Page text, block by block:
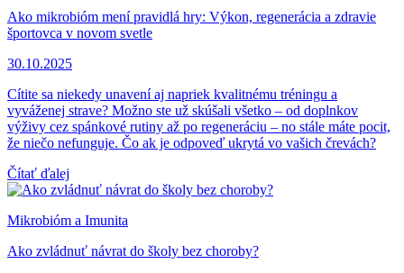
Ako mikrobióm mení pravidlá hry: Výkon, regenerácia a zdravie
športovca v novom svetle
30.10.2025
Cítite sa niekedy unavení aj napriek kvalitnému tréningu a
vyváženej strave? Možno ste už skúšali všetko – od doplnkov
výživy cez spánkové rutiny až po regeneráciu – no stále máte pocit,
že niečo nefunguje. Čo ak je odpoveď ukrytá vo vašich črevách?
Čítať ďalej
Mikrobióm a Imunita
Ako zvládnuť návrat do školy bez choroby?